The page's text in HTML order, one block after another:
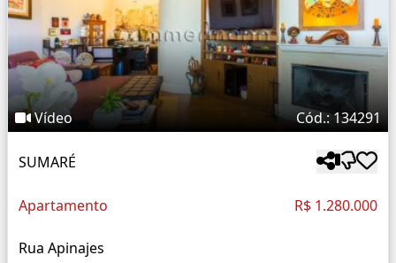
Vídeo Cód.: 134291
SUMARÉ
Apartamento R$ 1.280.000
Rua Apinajes